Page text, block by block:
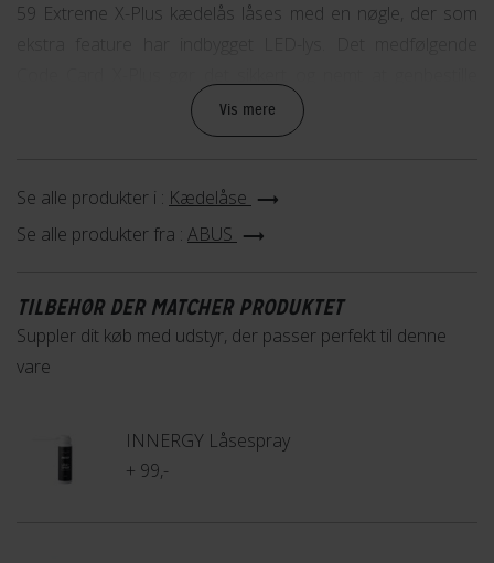
59 Extreme X-Plus kædelås låses med en nøgle, der som
nøgler samtidig med, at det er muligt at få to eller flere låse
med den samme nøgle. Det betyder, at du kan nøjes med at
alt meget høj styrke og sikring kombineret med nem
betjening. Med en ABUS 59 Extreme X-Plus kædelås er du
Vis mere
Se alle produkter i : Kædelåse
Se alle produkter fra : ABUS
TILBEHØR DER MATCHER PRODUKTET
Suppler dit køb med udstyr, der passer perfekt til denne
vare
INNERGY Låsespray
+ 99,-